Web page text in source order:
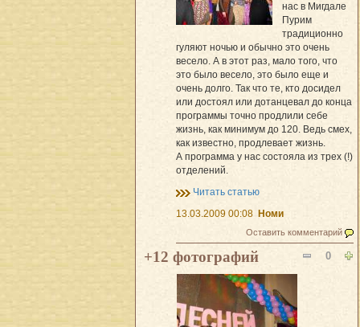
нас в Мигдале
Пурим
традиционно
гуляют ночью и обычно это очень
весело. А в этот раз, мало того, что
это было весело, это было еще и
очень долго. Так что те, кто досидел
или достоял или дотанцевал до конца
программы точно продлили себе
жизнь, как минимум до 120. Ведь смех,
как известно, продлевает жизнь.
А программа у нас состояла из трех (!)
отделений.
Читать статью
13.03.2009 00:08 Номи
Оставить комментарий
0
+12 фотографий